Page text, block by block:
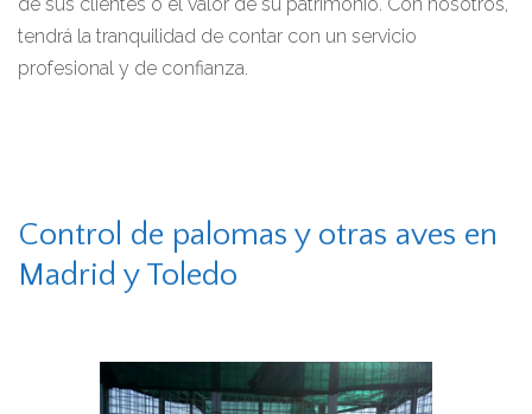
tendrá la tranquilidad de contar con un servicio
profesional y de confianza.
Control de palomas y otras aves en
Madrid y Toledo